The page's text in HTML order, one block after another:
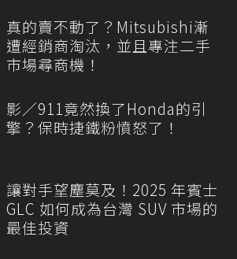
真的賣不動了？Mitsubishi漸
遭經銷商淘汰，並且專注二手
市場尋商機！
影／911竟然換了Honda的引
擎？保時捷鐵粉憤怒了！
讓對手望塵莫及！2025 年賓士
GLC 如何成為台灣 SUV 市場的
最佳投資